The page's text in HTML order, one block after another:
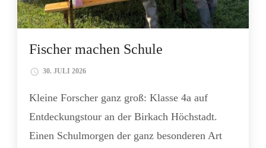
Fischer machen Schule
30. JULI 2026
Kleine Forscher ganz groß: Klasse 4a auf
Entdeckungstour an der Birkach Höchstadt.
Einen Schulmorgen der ganz besonderen Art